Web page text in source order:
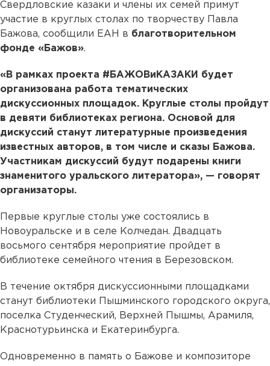
Свердловские казаки и члены их семей примут
участие в круглых столах по творчеству Павла
Бажова, сообщили ЕАН в благотворительном
фонде «Бажов».
«В рамках проекта #БАЖОВиКАЗАКИ будет
организована работа тематических
дискуссионных площадок. Круглые столы пройдут
в девяти библиотеках региона. Основой для
дискуссий станут литературные произведения
известных авторов, в том числе и сказы Бажова.
Участникам дискуссий будут подарены книги
знаменитого уральского литератора», — говорят
организаторы.
Первые круглые столы уже состоялись в
Новоуральске и в селе Колчедан. Двадцать
восьмого сентября мероприятие пройдет в
библиотеке семейного чтения в Березовском.
В течение октября дискуссионными площадками
станут библиотеки Пышминского городского округа,
поселка Студенческий, Верхней Пышмы, Арамиля,
Краснотурьинска и Екатеринбурга.
Одновременно в память о Бажове и композиторе